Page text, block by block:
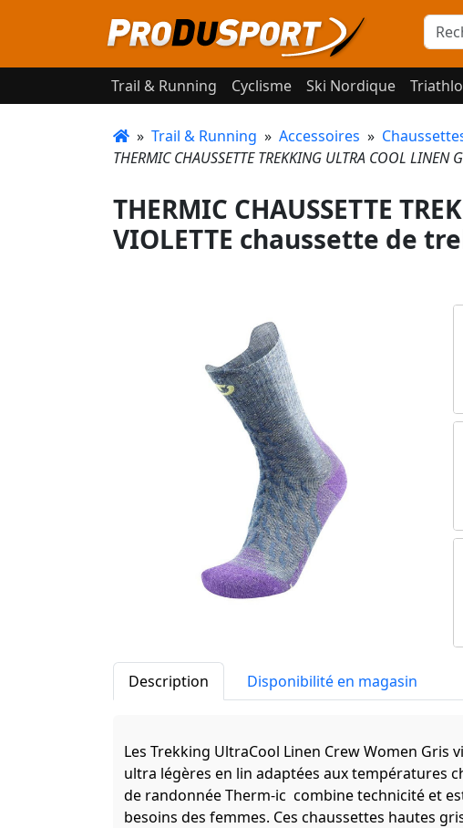
Trail & Running Cyclisme Ski Nordique
» Trail & Running » Accessoires »
THERMIC CHAUSSETTE TREKKING ULTRA COOL
THERMIC CHAUSSETTE
VIOLETTE chaussette de
Description Disponibilité en magasin
Les Trekking UltraCool Linen Crew Women
ultra légères en lin adaptées aux températures
de randonnée Therm-ic combine technicité et
besoins des femmes. Ces chaussettes hautes